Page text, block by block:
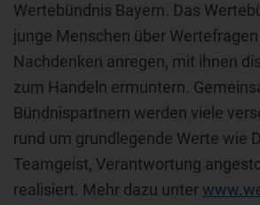
Wertebündnis Bayern. Das
junge Menschen über
Nachdenken anregen, mit ihnen
zum Handeln ermuntern.
Bündnispartnern werden viele
rund um grundlegende Werte wie
Teamgeist, Verantwortung
realisiert. Mehr dazu unter